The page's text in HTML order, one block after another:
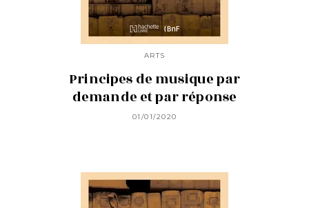
ARTS
Principes de musique par
demande et par réponse
01/01/2020